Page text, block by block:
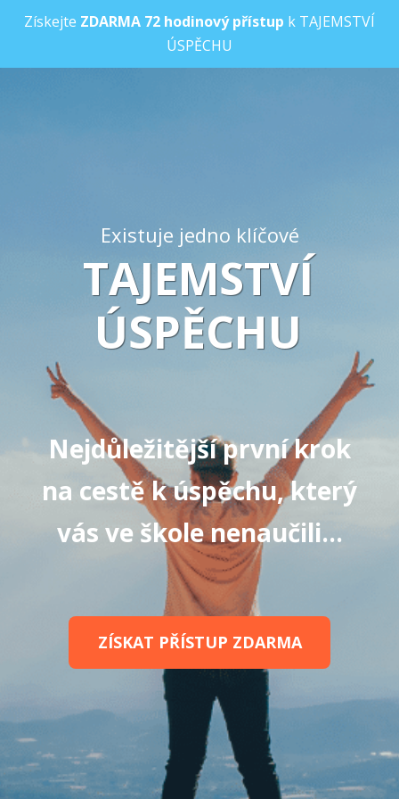
Získejte ZDARMA 72 hodinový přístup k TAJEMSTVÍ
ÚSPĚCHU
Existuje jedno klíčové
TAJEMSTVÍ
ÚSPĚCHU
Nejdůležitější první krok
na cestě k úspěchu, který
vás ve škole nenaučili...
ZÍSKAT PŘÍSTUP ZDARMA